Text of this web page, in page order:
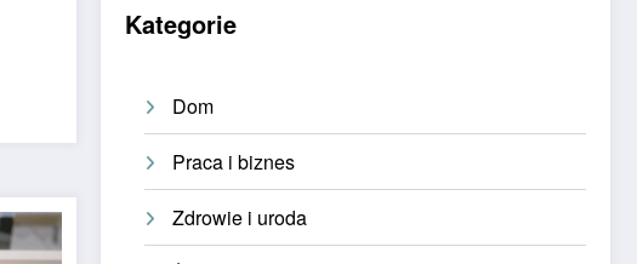
Kategorie
Dom
Praca i biznes
Zdrowie i uroda